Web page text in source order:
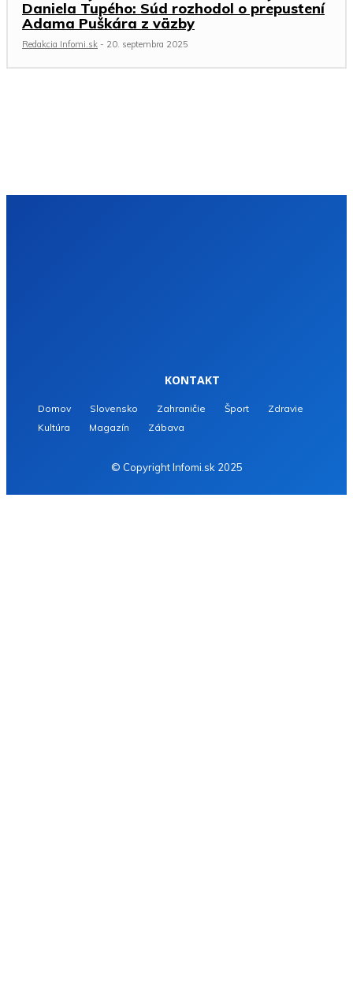
Daniela Tupého: Súd rozhodol o prepustení
Adama Puškára z väzby
Redakcia Infomi.sk - 20. septembra 2025
KONTAKT
Domov Slovensko Zahraničie Šport
Zdravie
Kultúra
Magazín Zábava
© Copyright Infomi.sk 2025